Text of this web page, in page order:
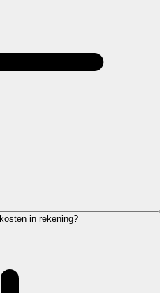
in rekening?